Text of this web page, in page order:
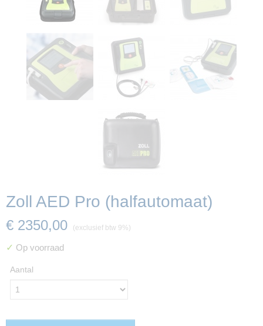
Zoll AED Pro (halfautomaat)
€ 2350,00 (exclusief btw 9%)
✓ Op voorraad
Aantal